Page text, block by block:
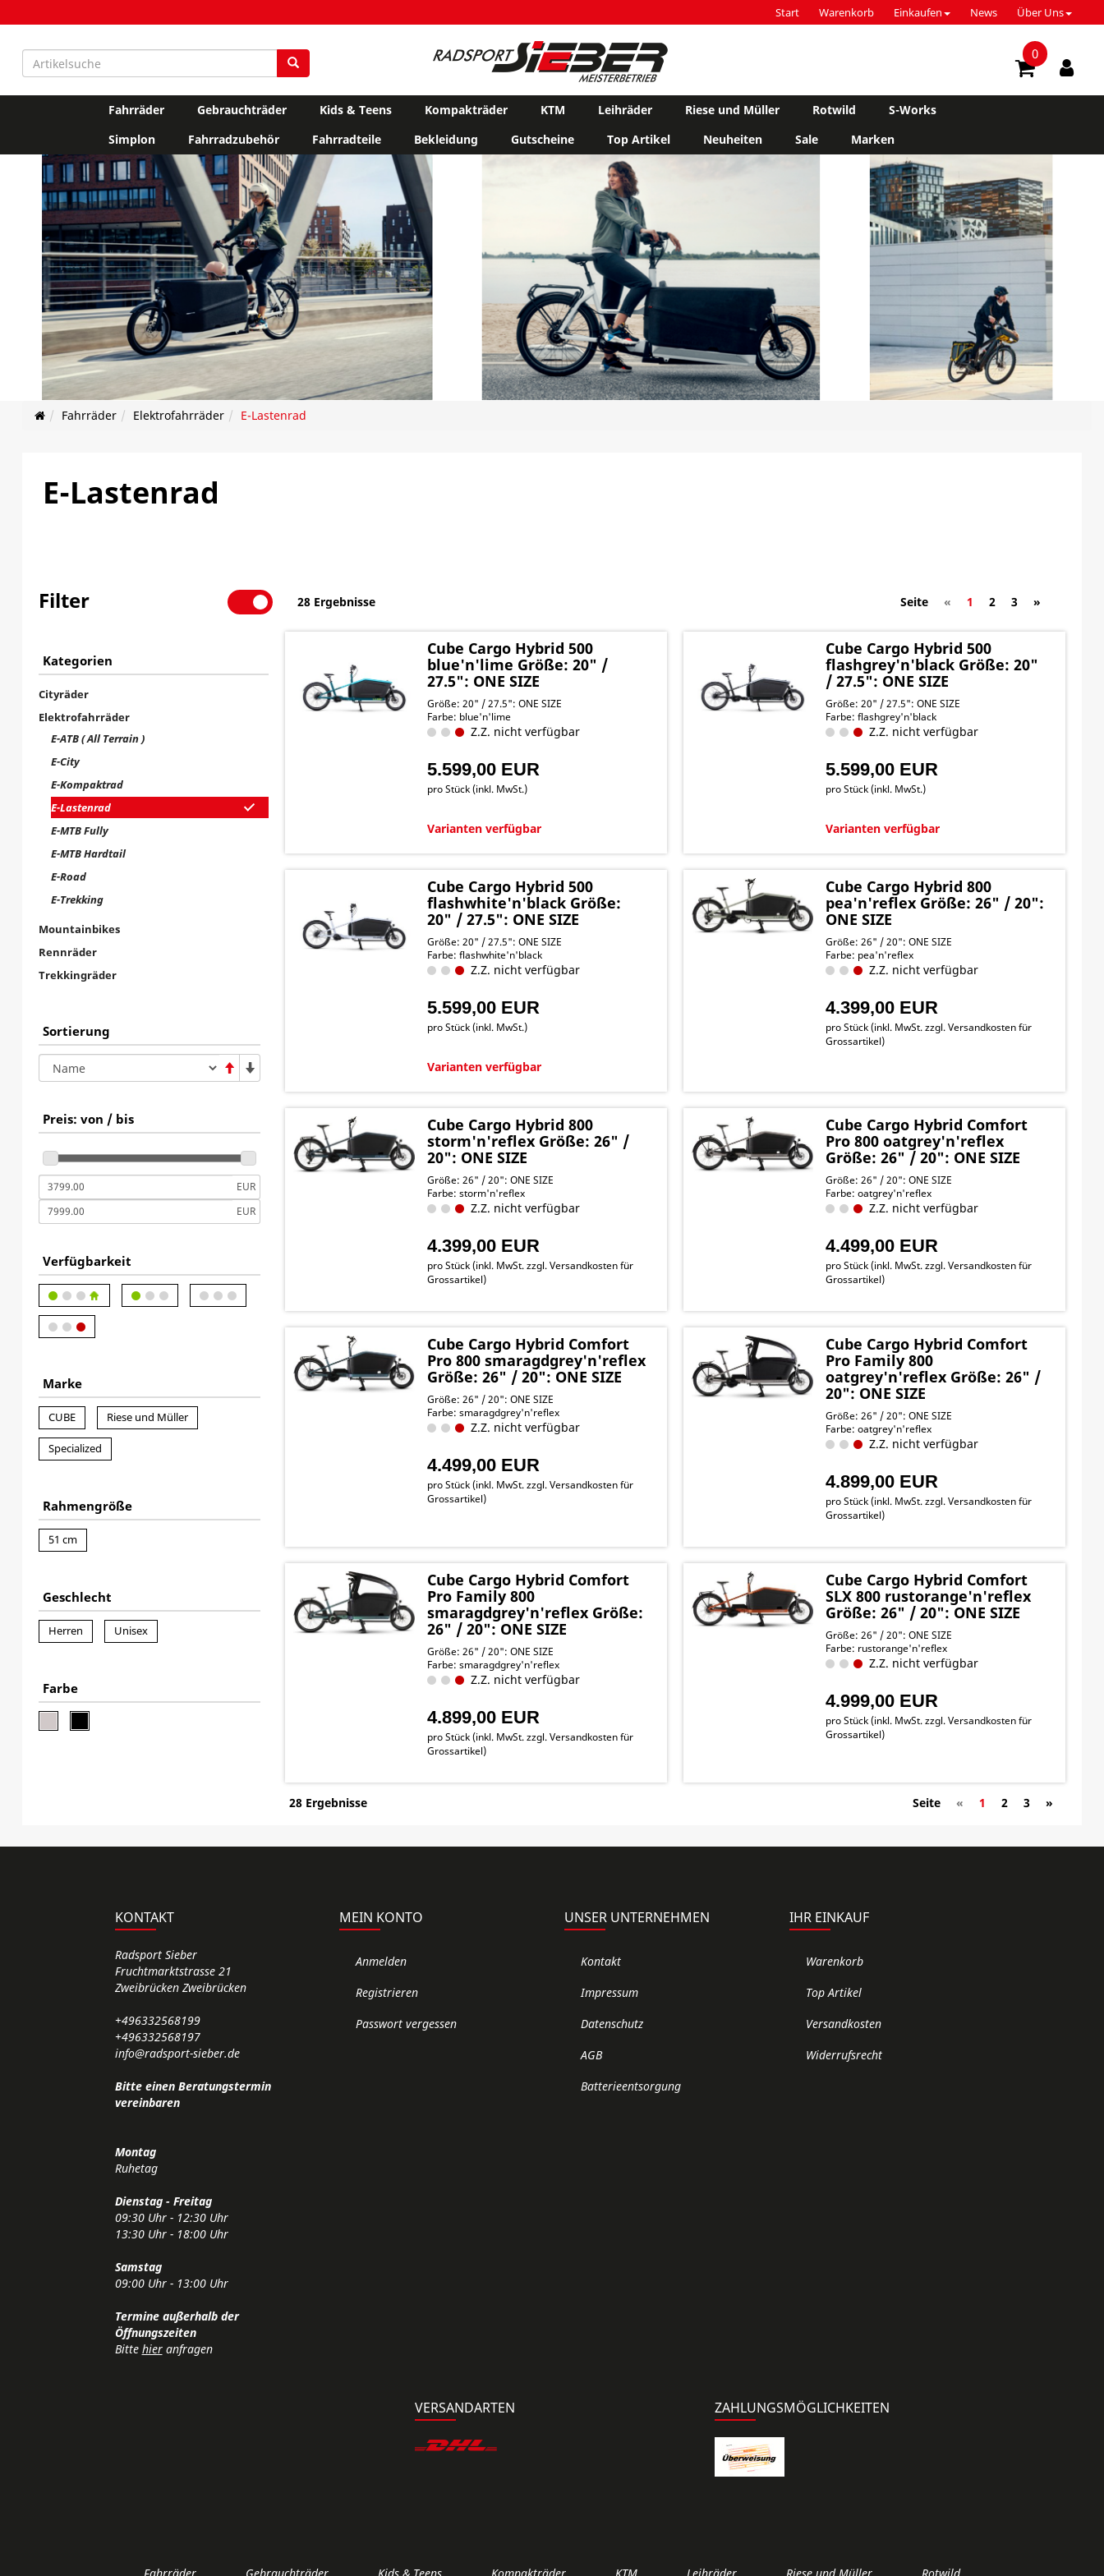
Start Warenkorb Einkaufen News Über Uns
0
Fahrräder Gebrauchträder Kids & Teens Kompakträder KTM Leihräder Riese und Müller Rotwild
S-Works
Simplon
Fahrradzubehör Fahrradteile Bekleidung Gutscheine Top Artikel Neuheiten Sale Marken
Fahrräder Elektrofahrräder E-Lastenrad
E-Lastenrad
Filter Seite « 1 2 3 »
28 Ergebnisse
Kategorien
Cityräder
Elektrofahrräder
E-ATB ( All Terrain )
E-City
E-Kompaktrad
E-Lastenrad
E-MTB Fully
E-MTB Hardtail
E-Road
E-Trekking
Mountainbikes
Rennräder
Trekkingräder
Sortierung
Preis: von / bis
EUR
EUR
Verfügbarkeit
Marke
CUBE Riese und Müller
Specialized
Rahmengröße
51 cm
Geschlecht
Herren Unisex
Farbe
Cube Cargo Hybrid 500
blue'n'lime Größe: 20" /
27.5": ONE SIZE
Größe: 20" / 27.5": ONE SIZE
Farbe: blue'n'lime
Z.Z. nicht verfügbar
5.599,00 EUR
pro Stück (inkl. MwSt.)
Varianten verfügbar
Cube Cargo Hybrid 500
flashgrey'n'black Größe: 20"
/ 27.5": ONE SIZE
Größe: 20" / 27.5": ONE SIZE
Farbe: flashgrey'n'black
Z.Z. nicht verfügbar
5.599,00 EUR
pro Stück (inkl. MwSt.)
Varianten verfügbar
Cube Cargo Hybrid 500
flashwhite'n'black Größe:
20" / 27.5": ONE SIZE
Größe: 20" / 27.5": ONE SIZE
Farbe: flashwhite'n'black
Z.Z. nicht verfügbar
5.599,00 EUR
pro Stück (inkl. MwSt.)
Varianten verfügbar
Cube Cargo Hybrid 800
pea'n'reflex Größe: 26" / 20":
ONE SIZE
Größe: 26" / 20": ONE SIZE
Farbe: pea'n'reflex
Z.Z. nicht verfügbar
4.399,00 EUR
pro Stück (inkl. MwSt. zzgl.Versandkosten für
Grossartikel)
Cube Cargo Hybrid 800
storm'n'reflex Größe: 26" /
20": ONE SIZE
Größe: 26" / 20": ONE SIZE
Farbe: storm'n'reflex
Z.Z. nicht verfügbar
4.399,00 EUR
pro Stück (inkl. MwSt. zzgl.Versandkosten für
Grossartikel)
Cube Cargo Hybrid Comfort
Pro 800 oatgrey'n'reflex
Größe: 26" / 20": ONE SIZE
Größe: 26" / 20": ONE SIZE
Farbe: oatgrey'n'reflex
Z.Z. nicht verfügbar
4.499,00 EUR
pro Stück (inkl. MwSt. zzgl.Versandkosten für
Grossartikel)
Cube Cargo Hybrid Comfort
Pro 800 smaragdgrey'n'reflex
Größe: 26" / 20": ONE SIZE
Größe: 26" / 20": ONE SIZE
Farbe: smaragdgrey'n'reflex
Z.Z. nicht verfügbar
4.499,00 EUR
pro Stück (inkl. MwSt. zzgl.Versandkosten für
Grossartikel)
Cube Cargo Hybrid Comfort
Pro Family 800
oatgrey'n'reflex Größe: 26" /
20": ONE SIZE
Größe: 26" / 20": ONE SIZE
Farbe: oatgrey'n'reflex
Z.Z. nicht verfügbar
4.899,00 EUR
pro Stück (inkl. MwSt. zzgl.Versandkosten für
Grossartikel)
Cube Cargo Hybrid Comfort
Pro Family 800
smaragdgrey'n'reflex Größe:
26" / 20": ONE SIZE
Größe: 26" / 20": ONE SIZE
Farbe: smaragdgrey'n'reflex
Z.Z. nicht verfügbar
4.899,00 EUR
pro Stück (inkl. MwSt. zzgl.Versandkosten für
Grossartikel)
Cube Cargo Hybrid Comfort
SLX 800 rustorange'n'reflex
Größe: 26" / 20": ONE SIZE
Größe: 26" / 20": ONE SIZE
Farbe: rustorange'n'reflex
Z.Z. nicht verfügbar
4.999,00 EUR
pro Stück (inkl. MwSt. zzgl.Versandkosten für
Grossartikel)
Seite « 1 2 3 »
28 Ergebnisse
KONTAKT
Radsport Sieber
Fruchtmarktstrasse 21
Zweibrücken Zweibrücken
+496332568199
+496332568197
info@radsport-sieber.de
Bitte einen Beratungstermin
vereinbaren
Montag
Ruhetag
Dienstag - Freitag
09:30 Uhr - 12:30 Uhr
13:30 Uhr - 18:00 Uhr
Samstag
09:00 Uhr - 13:00 Uhr
Termine außerhalb der
Öffnungszeiten
Bitte hieranfragen
MEIN KONTO
Anmelden
Registrieren
Passwort vergessen
UNSER UNTERNEHMEN
Kontakt
Impressum
Datenschutz
AGB
Batterieentsorgung
IHR EINKAUF
Warenkorb
Top Artikel
Versandkosten
Widerrufsrecht
VERSANDARTEN ZAHLUNGSMÖGLICHKEITEN